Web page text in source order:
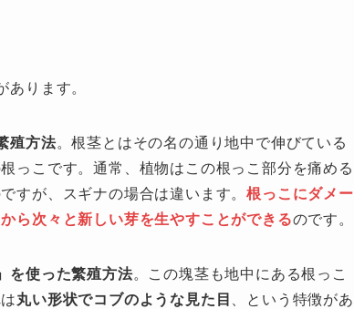
あります。
殖方法。根茎とはその名の通り地中で伸びている
っこです。通常、植物はこの根っこ部分を痛める
すが、スギナの場合は違います。根っこにダメー
ら次々と新しい芽を生やすことができるのです。
を使った繁殖方法。この塊茎も地中にある根っこ
丸い形状でコブのような見た目
、という特徴があ